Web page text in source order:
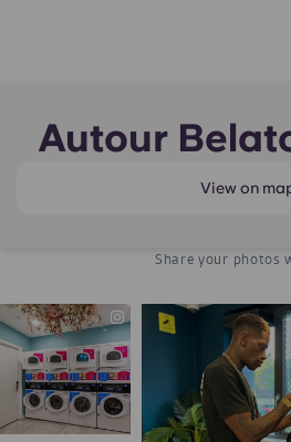
Autour
View on